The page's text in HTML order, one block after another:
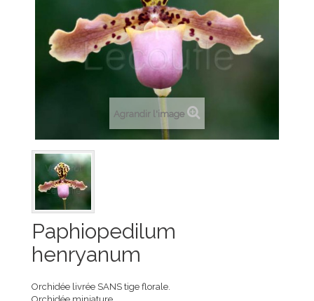
Agrandir l'image
Paphiopedilum
henryanum
Orchidée livrée SANS tige florale.